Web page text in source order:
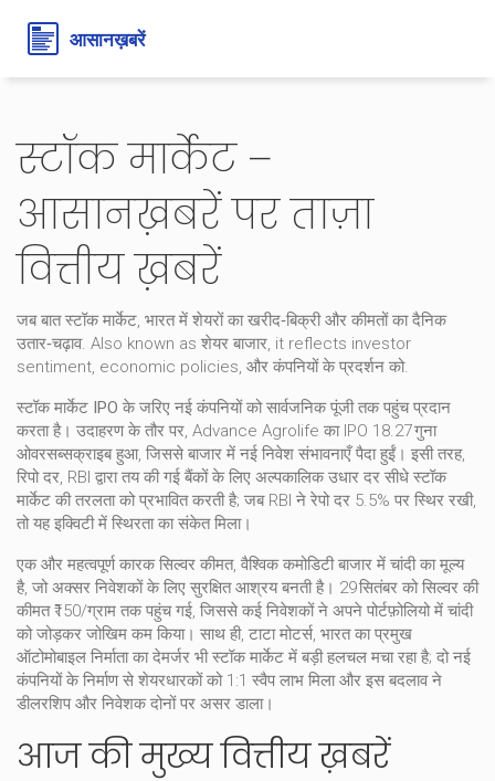
स्टॉक मार्केट –
आसानख़बरें पर ताज़ा
वित्तीय ख़बरें
जब बातस्टॉक मार्केट, भारत में शेयरों का खरीद‑बिक्री और कीमतों का दैनिक
उतार‑चढ़ाव. Also known as शेयर बाजार, it reflects investor
sentiment, economic policies, और कंपनियों के प्रदर्शन को.
स्टॉक मार्केट IPO के जरिए नई कंपनियों को सार्वजनिक पूंजी तक पहुंच प्रदान
करता है। उदाहरण के तौर पर, Advance Agrolife का IPO 18.27 गुना
ओवरसब्सक्राइब हुआ, जिससे बाजार में नई निवेश संभावनाएँ पैदा हुईं। इसी तरह,
रिपो दर, RBI द्वारा तय की गई बैंकों के लिए अल्पकालिक उधार दर सीधे स्टॉक
मार्केट की तरलता को प्रभावित करती है; जब RBI ने रेपो दर 5.5% पर स्थिर रखी,
तो यह इक्विटी में स्थिरता का संकेत मिला।
एक और महत्वपूर्ण कारकसिल्वर कीमत, वैश्विक कमोडिटी बाजार में चांदी का मूल्य
है, जो अक्सर निवेशकों के लिए सुरक्षित आश्रय बनती है। 29 सितंबर को सिल्वर की
कीमत ₹150/ग्राम तक पहुंच गई, जिससे कई निवेशकों ने अपने पोर्टफ़ोलियो में चांदी
को जोड़कर जोखिम कम किया। साथ ही, टाटा मोटर्स, भारत का प्रमुख
ऑटोमोबाइल निर्माताका देमर्जर भी स्टॉक मार्केट में बड़ी हलचल मचा रहा है; दो नई
कंपनियों के निर्माण से शेयरधारकों को 1:1 स्वैप लाभ मिला और इस बदलाव ने
डीलरशिप और निवेशक दोनों पर असर डाला।
आज की मुख्य वित्तीय ख़बरें